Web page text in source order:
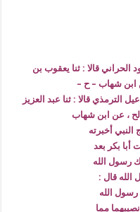
قالا : ثنا يعقوب بن
ابن شهاب – ح –
الترمذي قالا : ثنا عبد العزيز
، عن ابن شهاب
أخبرته
أبا بكر بعد
رسول الله
الله قال :
الله
مما